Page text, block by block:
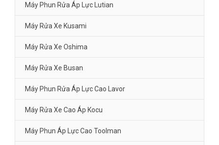
Máy Phun Rửa Áp Lực Lutian
Máy Rửa Xe Kusami
Máy Rửa Xe Oshima
Máy Rửa Xe Busan
Máy Phun Rửa Áp Lực Cao Lavor
Máy Rửa Xe Cao Áp Kocu
Máy Phun Áp Lực Cao Toolman